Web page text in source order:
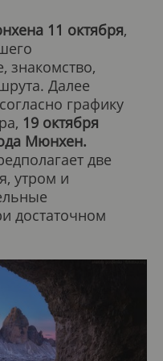
11 октября,
знакомство,
Далее
графику
19 октября
Мюнхен.
две
утром и
достаточном